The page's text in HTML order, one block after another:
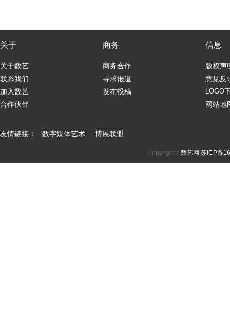
关于
关于数艺
联系我们
加入数艺
合作伙伴
商务
商务合作
寻求报道
发布投稿
信息
版权声
意见反
LOGO
网站地
友情链接： 数字媒体艺术 博展联盟
Copyright© 数艺网 苏ICP备